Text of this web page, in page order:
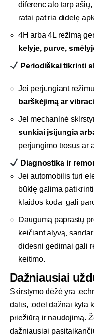
diferencialo tarp
ratai patiria didelę
4H arba 4L režimą
kelyje, purve,
Periodiškai tikrinti
Jei perjungiant
barškėjimą ar
Jei mechaninė
sunkiai įsijungia
perjungimo trosus ar
Diagnostika ir
Jei automobilis turi
būklę galima patikrinti
klaidos kodai gali
Daugumą paprastų
keičiant alyvą,
didesni gedimai gali
keitimo.
Dažniausiai
Skirstymo dėžė yra
dalis, todėl dažnai kyla
priežiūrą ir naudojimą.
dažniausiai